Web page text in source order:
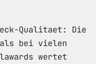
Qualitaet: Die
bei vielen
wertet